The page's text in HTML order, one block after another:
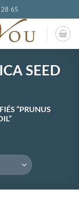
65
SEED
“PRUNUS